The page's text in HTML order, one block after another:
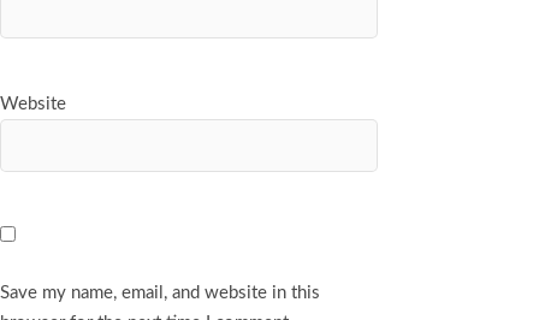
Website
Save my name, email, and website in this